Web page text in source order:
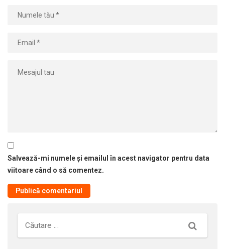
Salvează-mi numele și emailul în acest navigator pentru data
viitoare când o să comentez.
Căutare